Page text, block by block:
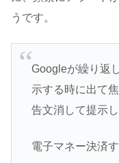
うです。
Googleが繰り返
示する時に出て
告文消して提示
電子マネー決済